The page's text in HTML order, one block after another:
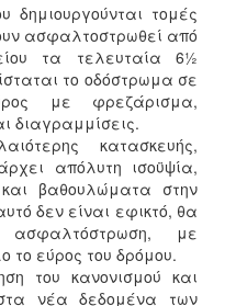
δημιουργούνται τομές
ασφαλτοστρωθεί από
τα τελευταία 6½
το οδόστρωμα σε
με φρεζάρισμα,
διαγραμμίσεις.
κατασκευής,
απόλυτη ισοϋψία,
βαθουλώματα στην
δεν είναι εφικτό, θα
ασφαλτόστρωση, με
το εύρος του δρόμου.
του κανονισμού και
νέα δεδομένα των